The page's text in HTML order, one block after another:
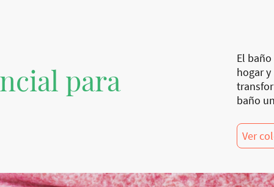
para
El
hogar
baño
Ver